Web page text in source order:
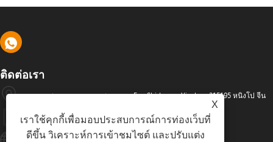
ติดต่อเรา
ถนนอุตสาหกรรม เขตอุตสาหกรรม Fan Shidu เขต Yinzhou 315195 หนิงโป จีน
+86-574-88486629
X
เราใช้คุกกี้เพื่อมอบประสบการณ์การท่องเว็บที่
ดีขึ้น วิเคราะห์การเข้าชมไซต์ และปรับแต่ง